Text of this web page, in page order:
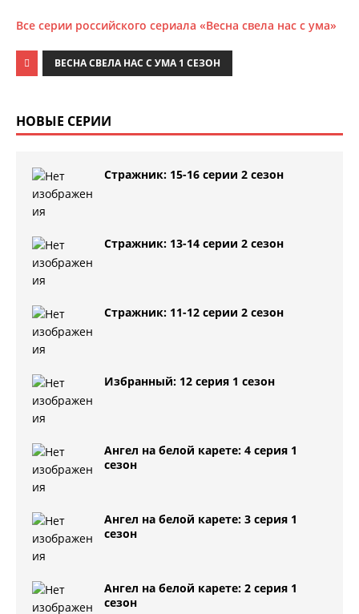
Все серии российского сериала «Весна свела нас с ума»
ВЕСНА СВЕЛА НАС С УМА 1 СЕЗОН
НОВЫЕ СЕРИИ
Стражник: 15-16 серии 2 сезон
Стражник: 13-14 серии 2 сезон
Стражник: 11-12 серии 2 сезон
Избранный: 12 серия 1 сезон
Ангел на белой карете: 4 серия 1
сезон
Ангел на белой карете: 3 серия 1
сезон
Ангел на белой карете: 2 серия 1
сезон